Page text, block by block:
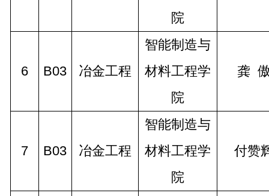
院
6 B03 冶金工程
智能制造与
材料工程学
院
龚
7 B03 冶金工程
智能制造与
材料工程学
院
付赞